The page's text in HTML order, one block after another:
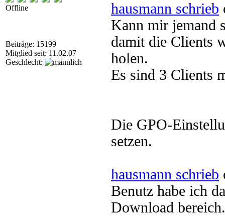
Offline
Beiträge: 15199
Mitglied seit: 11.02.07
Geschlecht:
hausmann schrieb
Kann mir jemand
damit die Clients
holen.
Es sind 3 Clients
Die GPO-
setzen.
hausmann schrieb
Benutz habe ich
Download bereich.